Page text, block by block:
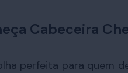
Cabeceira
perfeita para quem